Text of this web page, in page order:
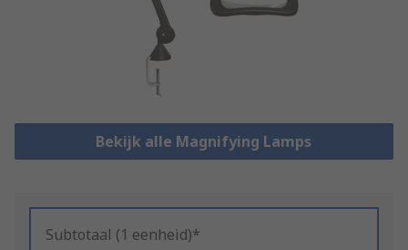
Bekijk alle Magnifying Lamps
Subtotaal (1 eenheid)*